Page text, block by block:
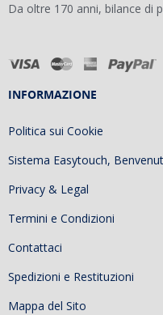
Da oltre 170 anni, bilance di
INFORMAZIONE
Politica sui Cookie
Sistema Easytouch,
Privacy & Legal
Termini e Condizioni
Contattaci
Spedizioni e Restituzioni
Mappa del Sito